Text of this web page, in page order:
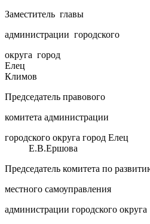
Заместитель главы
администрации городского
округа город
Елец
Климов
Председатель правового
комитета администрации
городского
Е.В.Ершова
Председатель комитета по
местного самоуправления
администрации городского округа